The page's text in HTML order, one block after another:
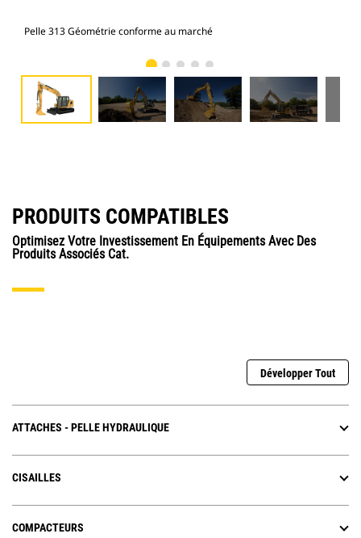
Pelle 313 Géométrie conforme au marché
PRODUITS COMPATIBLES
Optimisez Votre Investissement En Équipements Avec Des
Produits Associés Cat.
Développer Tout
ATTACHES - PELLE HYDRAULIQUE
CISAILLES
COMPACTEURS